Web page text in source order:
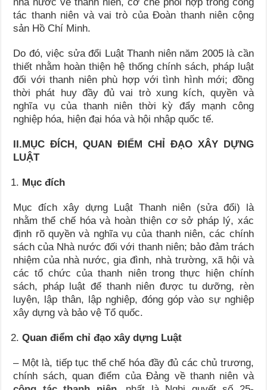
tác thanh niên và vai trò của Đoàn thanh niên cộng
sản Hồ Chí Minh.
Do đó, việc sửa đổi Luật Thanh niên năm 2005 là cần
thiết nhằm hoàn thiện hệ thống chính sách, pháp luật
đối với thanh niên phù hợp với tình hình mới; đồng
thời phát huy đầy đủ vai trò xung kích, quyền và
nghĩa vụ của thanh niên thời kỳ đẩy mạnh công
nghiệp hóa, hiện đại hóa và hội nhập quốc tế.
II.MỤC ĐÍCH, QUAN ĐIỂM CHỈ ĐẠO XÂY DỰNG
LUẬT
Mục đích
Mục đích xây dựng Luật Thanh niên (sửa đổi) là
nhằm thể chế hóa và hoàn thiện cơ sở pháp lý, xác
định rõ quyền và nghĩa vụ của thanh niên, các chính
sách của Nhà nước đối với thanh niên; bảo đảm trách
nhiệm của nhà nước, gia đình, nhà trường, xã hội và
các tổ chức của thanh niên trong thực hiện chính
sách, pháp luật để thanh niên được tu dưỡng, rèn
luyện, lập thân, lập nghiệp, đóng góp vào sự nghiệp
xây dựng và bảo vệ Tổ quốc.
Quan điểm chỉ đạo xây dựng Luật
– Một là, tiếp tục thể chế hóa đầy đủ các chủ trương,
chính sách, quan điểm của Đảng về thanh niên và